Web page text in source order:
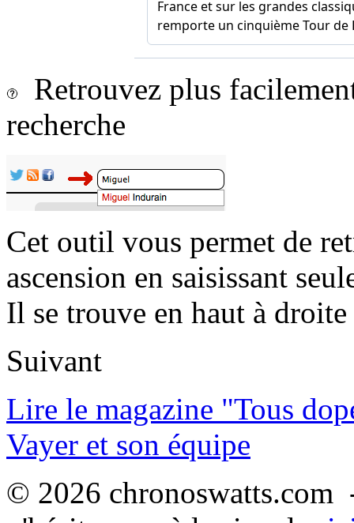
Retrouvez plus
recherche
Cet outil vous permet de
ascension en saisissant
Il se trouve en haut à
Suivant
Lire le magazine "Tous
Vayer et son équipe
© 2026